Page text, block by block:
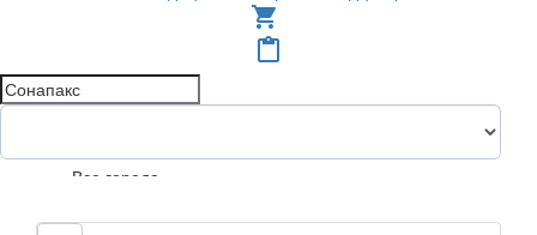
shopping_cart
content_paste
Все города